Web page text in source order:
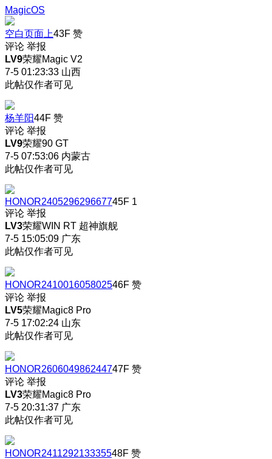
MagicOS
空白页面上43F 赞
评论 举报
LV9荣耀Magic V2
7-5 01:23:33 山西
此帖仅作者可见
杨羊阳44F 赞
评论 举报
LV9荣耀90 GT
7-5 07:53:06 内蒙古
此帖仅作者可见
HONOR240529629667745F 1
评论 举报
LV3荣耀WIN RT 超神旗舰
7-5 15:05:09 广东
此帖仅作者可见
HONOR241001605802546F 赞
评论 举报
LV5荣耀Magic8 Pro
7-5 17:02:24 山东
此帖仅作者可见
HONOR260604986244747F 赞
评论 举报
LV3荣耀Magic8 Pro
7-5 20:31:37 广东
此帖仅作者可见
HONOR241129213335548F 赞